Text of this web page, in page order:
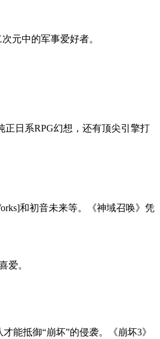
元中的军事爱好者。
正日系RPG幻想，还有顶尖引擎打
和初音未来等。《神域召唤》凭
爱。
能抵御“崩坏”的侵袭。《崩坏3》